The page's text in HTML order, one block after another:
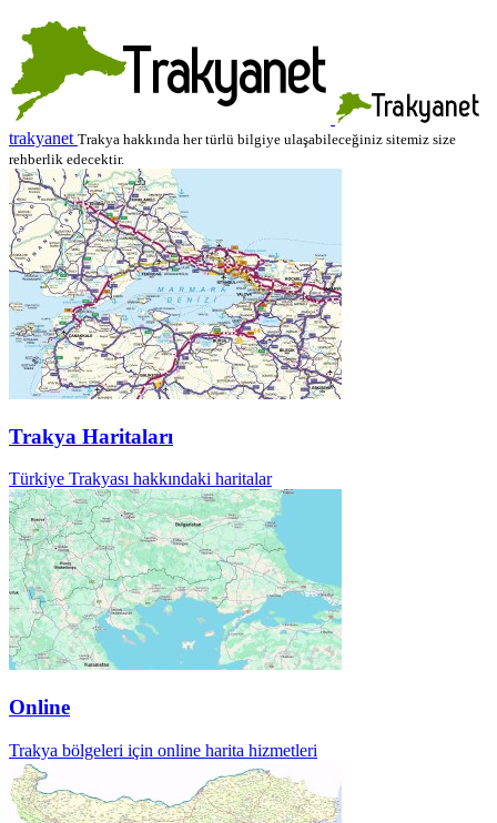
trakyanet Trakya hakkında her türlü bilgiye ulaşabileceğiniz sitemiz size
rehberlik edecektir.
Trakya Haritaları
Türkiye Trakyası hakkındaki haritalar
Online
Trakya bölgeleri için online harita hizmetleri